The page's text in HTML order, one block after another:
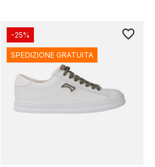
-25%
SPEDIZIONE GRATUITA
favorite_border